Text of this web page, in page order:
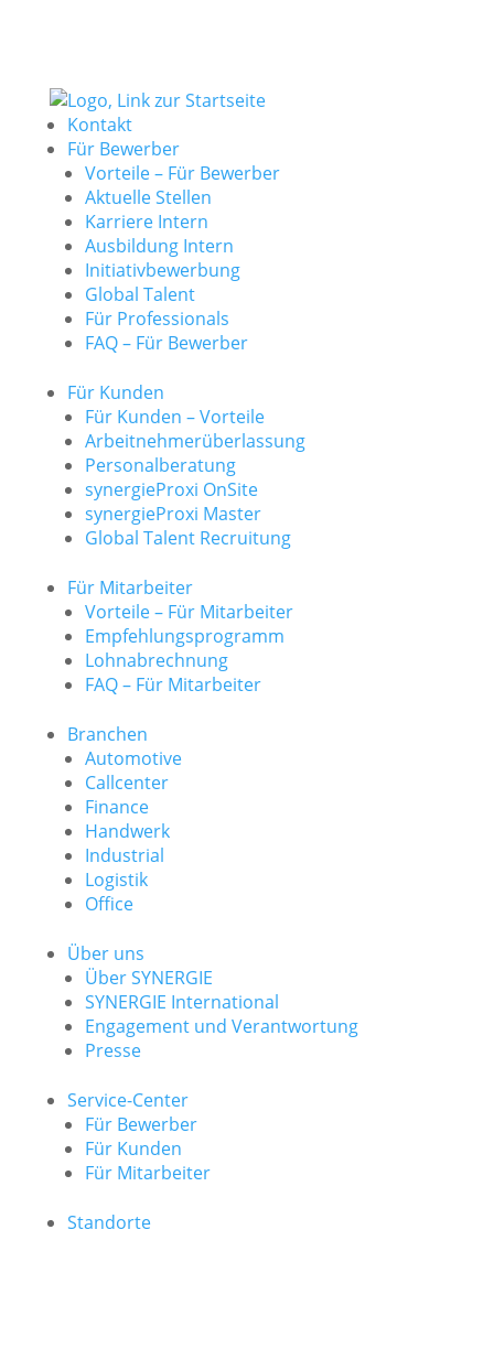
Kontakt
Für Bewerber
Vorteile – Für Bewerber
Aktuelle Stellen
Karriere Intern
Ausbildung Intern
Initiativbewerbung
Global Talent
Für Professionals
FAQ – Für Bewerber
Für Kunden
Für Kunden – Vorteile
Arbeitnehmerüberlassung
Personalberatung
synergieProxi OnSite
synergieProxi Master
Global Talent Recruitung
Für Mitarbeiter
Vorteile – Für Mitarbeiter
Empfehlungsprogramm
Lohnabrechnung
FAQ – Für Mitarbeiter
Branchen
Automotive
Callcenter
Finance
Handwerk
Industrial
Logistik
Office
Über uns
Über SYNERGIE
SYNERGIE International
Engage­ment und Verantwor­tung
Presse
Service-Center
Für Bewerber
Für Kunden
Für Mitarbeiter
Standorte